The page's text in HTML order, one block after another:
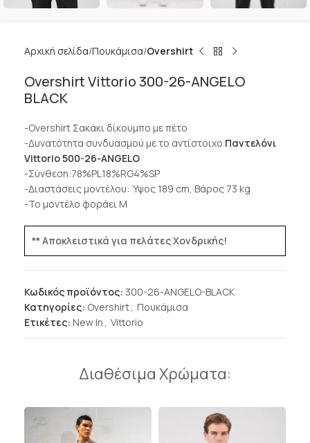
Αρχική σελίδα Πουκάμισα Overshirt
Overshirt Vittorio 300-26-ANGELO
BLACK
-Overshirt Σακάκι δίκουμπο με πέτο
-Δυνατότητα συνδυασμού με το αντίστοιχο Παντελόνι
Vittorio 500-26-ANGELO
-Σύνθεση:78%PL18%RG4%SP
-Διαστάσεις μοντέλου: Ύψος 189 cm, Βάρος 73 kg
-Το μοντέλο φοράει Μ
** Αποκλειστικά για πελάτες Χονδρικής!
Κωδικός προϊόντος: 300-26-ANGELO-BLACK
Κατηγορίες: Overshirt, Πουκάμισα
Ετικέτες: New In , Vittorio
Διαθέσιμα Χρώματα: